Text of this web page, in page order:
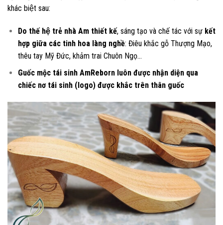
khác biệt sau:
Do thế hệ trẻ nhà Am thiết kế, sáng tạo và chế tác với sự kết
hợp giữa các tinh hoa làng nghề: Điêu khắc gỗ Thượng Mạo,
thêu tay Mỹ Đức, khảm trai Chuôn Ngọ…
Guốc mộc tái sinh AmReborn luôn được nhận diện qua
chiếc nơ tái sinh (logo) được khắc trên thân guốc